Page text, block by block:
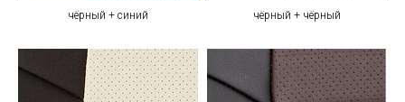
чёрный + синий чёрный + чёрный